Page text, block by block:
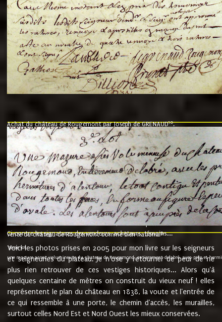
Achat du château de Rougemont par Joseph de GRENAUD10.
"l'an mil six cent soixante treze le ving neuvième jour du mois de
nommé fut présent Messire Claude Guillaume de Moyriat chevalier baron
vend, purement simplement et irrevocablement a monseigneur monsieur
et chavannes conseiller du roy au parlement de Bourgogne, present et
que le dit seigneur Baron de la Vellière a sur ses hommes, indivisables et
de la Velliere tout ainsi et comme le dit seigneur Baron et ses
présent......"
suivent les rentes, donation des terriers, etc... au prix de 880 livre louis
Ci contre les signatures des vendeurs, acheteurs, témoins....
vente du château de Rougemont comme bien national9.
"3ème lot
une mazure assez volumineuse du chateau de Rougemond, entierement delabré, avec près et
Voici les photos prises en 2005 pour mon livre sur les seigneurs
et seigneuries du plateau. Je n'ose y retourner de peur de ne
plus rien retrouver de ces vestiges historiques... Alors qu'à
quelques centaine de mètres on construit du vieux neuf ! elles
représentent le plan du château en 1838, la voute et l'entrée de
ce qui ressemble à une porte, le chemin d'accès, les murailles,
surtout celles Nord Est et Nord Ouest les mieux conservées.